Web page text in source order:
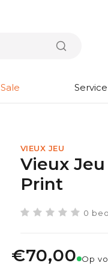
Sale
VIEUX JEU
Vieux
Print
0
€70,00 Op